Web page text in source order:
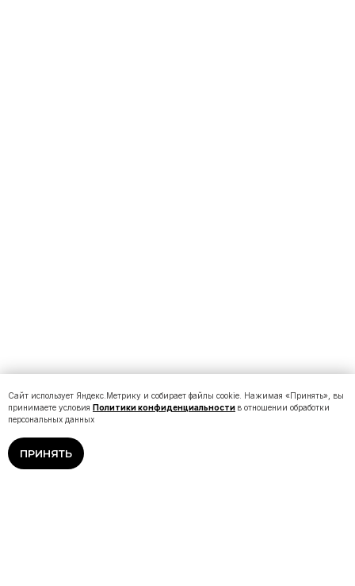
Сайт использует Яндекс.Метрику и собирает файлы cookie. Нажимая «Принять», вы
принимаете условия Политики конфиденциальности в отношении обработки
персональных данных
ПРИНЯТЬ